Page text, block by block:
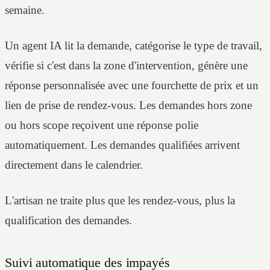
semaine.
Un agent IA lit la demande, catégorise le type de travail,
vérifie si c'est dans la zone d'intervention, génère une
réponse personnalisée avec une fourchette de prix et un
lien de prise de rendez-vous. Les demandes hors zone
ou hors scope reçoivent une réponse polie
automatiquement. Les demandes qualifiées arrivent
directement dans le calendrier.
L'artisan ne traite plus que les rendez-vous, plus la
qualification des demandes.
Suivi automatique des impayés